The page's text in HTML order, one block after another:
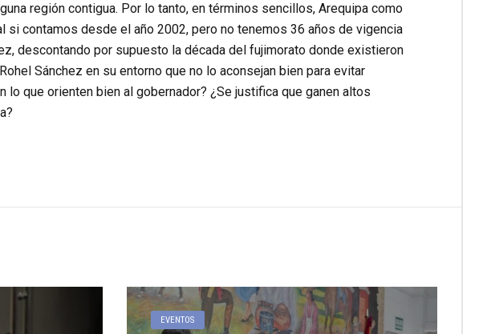
región contigua. Por lo tanto, en términos sencillos, Arequipa como
si contamos desde el año 2002, pero no tenemos 36 años de vigencia
descontando por supuesto la década del fujimorato donde existieron
Sánchez en su entorno que no lo aconsejan bien para evitar
que orienten bien al gobernador? ¿Se justifica que ganen altos
EVENTOS